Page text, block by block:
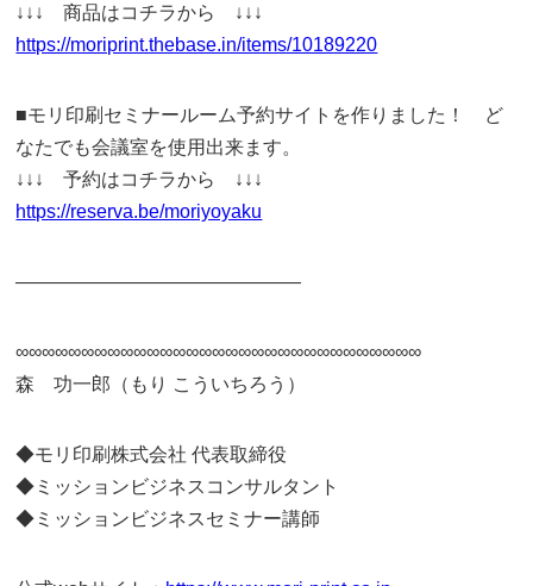
↓↓↓ 商品はコチラから ↓↓↓
https://moriprint.thebase.in/items/10189220
■モリ印刷セミナールーム予約サイトを作りました！ ど
なたでも会議室を使用出来ます。
↓↓↓ 予約はコチラから ↓↓↓
https://reserva.be/moriyoyaku
———————————————
∞∞∞∞∞∞∞∞∞∞∞∞∞∞∞∞∞∞∞∞∞∞∞∞∞∞∞∞∞∞∞
森 功一郎（もり こういちろう）
◆モリ印刷株式会社 代表取締役
◆ミッションビジネスコンサルタント
◆ミッションビジネスセミナー講師